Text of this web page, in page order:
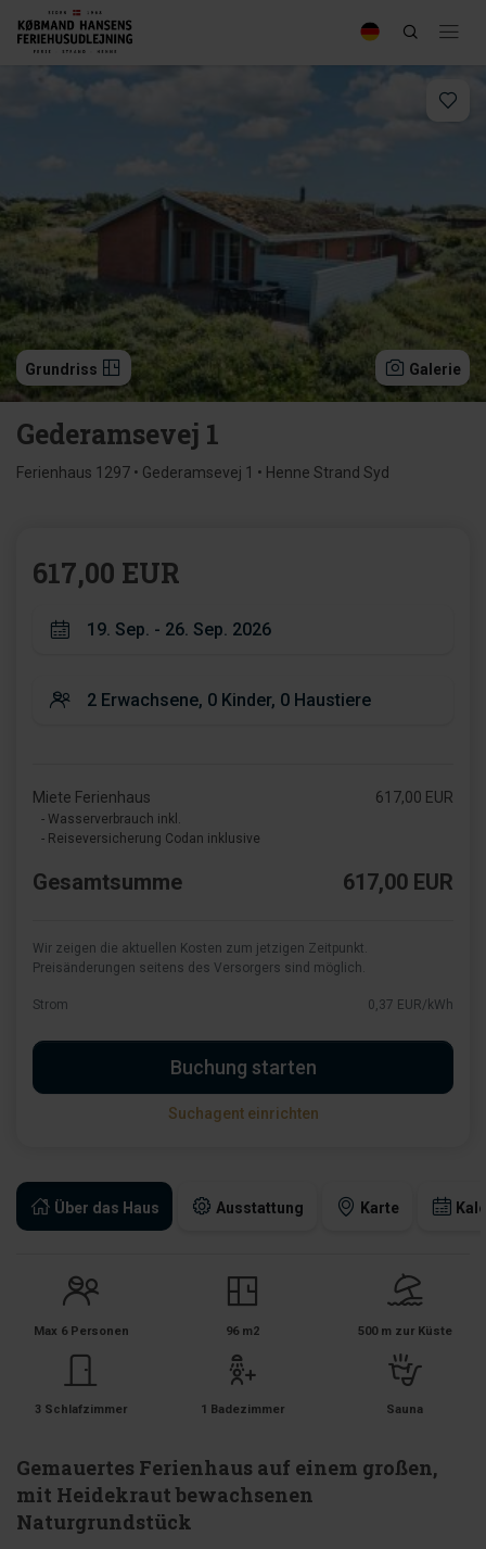
Grundriss Galerie
Gederamsevej 1
Ferienhaus 1297 • Gederamsevej 1 • Henne Strand Syd
Über das Haus Ausstattung Karte
Max 6 Personen 96 m2 500 m zur Küste
3 Schlafzimmer 1 Badezimmer Sauna
Gemauertes Ferienhaus auf einem großen,
mit Heidekraut bewachsenen
Naturgrundstück
617,00 EUR
Miete Ferienhaus
- Wasserverbrauch inkl.
- Reiseversicherung Codan inklusive
617,00 EUR
Gesamtsumme 617,00 EUR
Wir zeigen die aktuellen Kosten zum jetzigen Zeitpunkt.
Preisänderungen seitens des Versorgers sind möglich.
Strom 0,37 EUR/kWh
Buchung starten
Suchagent einrichten